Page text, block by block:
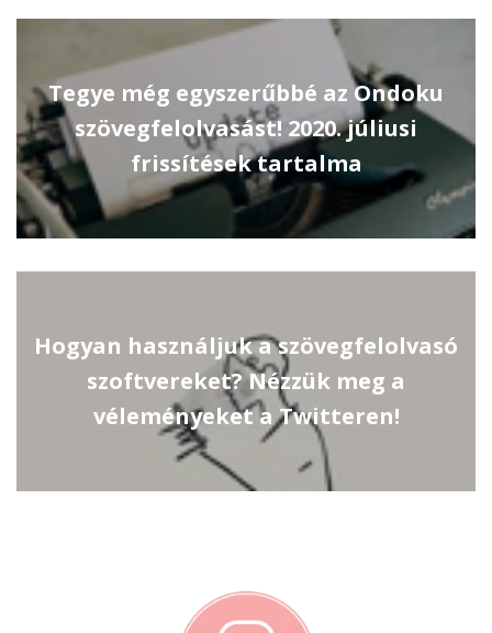
Tegye még egyszerűbbé az Ondoku
szövegfelolvasást! 2020. júliusi
frissítések tartalma
Hogyan használjuk a szövegfelolvasó
szoftvereket? Nézzük meg a
véleményeket a Twitteren!